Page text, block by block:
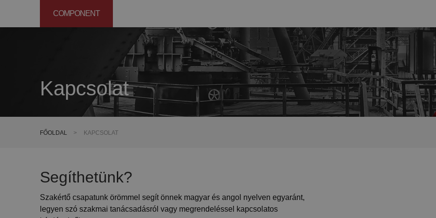
COMPONENT
Kapcsolat
FŐOLDAL > KAPCSOLAT
Segíthetünk?
Szakértő csapatunk örömmel segít önnek magyar és angol nyelven egyaránt,
legyen szó szakmai tanácsadásról vagy megrendeléssel kapcsolatos